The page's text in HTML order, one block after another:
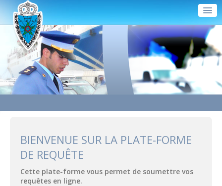
menu
contenu
Accueil
Action
Fr / العربية
BIENVENUE SUR LA PLATE-FORME
DE REQUÊTE
Cette plate-forme vous permet de soumettre vos
requêtes en ligne.